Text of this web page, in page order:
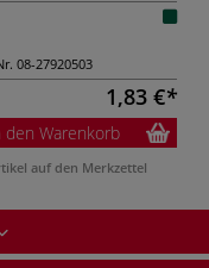
08-27920503
1,83 €
den Warenkorb
auf den Merkzettel